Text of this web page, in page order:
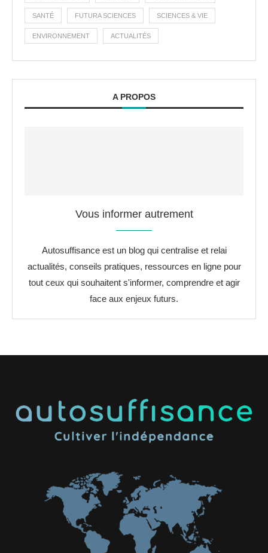
SANTÉ FUTURA SCIENCES SCIENCES & VIE
ENVIRONNEMENT ACTUALITÉS
A PROPOS
Vous informer autrement
Autosuffisance est un blog qui centralise et relai
actualités, conseils pratiques, ressources en ligne pour
tout ceux qui souhaitent s'informer, comprendre et agir
face aux enjeux futurs.